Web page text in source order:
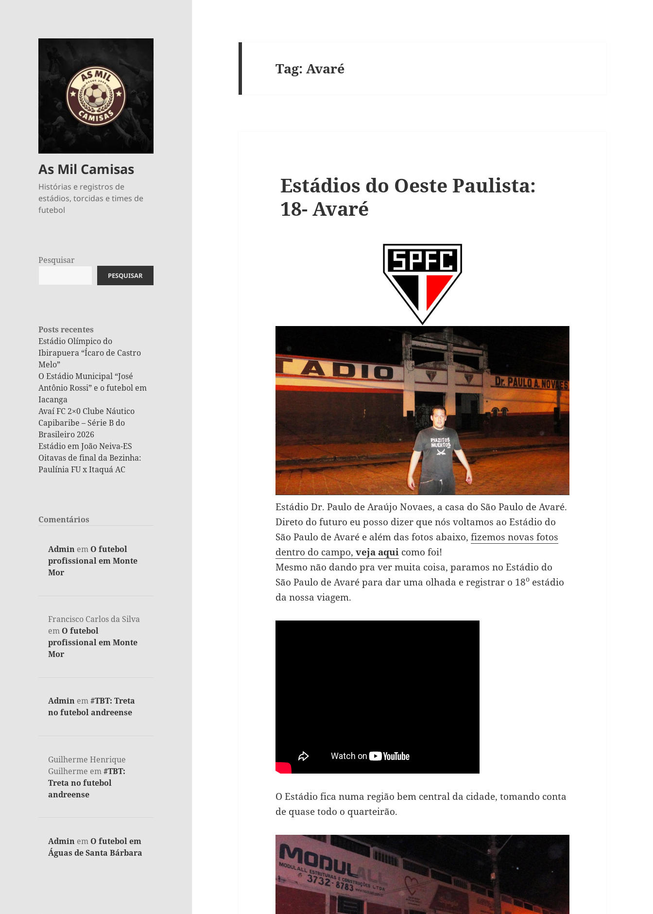
As Mil Camisas
Histórias e registros de
estádios, torcidas e times de
futebol
Pesquisar
PESQUISAR
Posts recentes
Estádio Olímpico do
Ibirapuera “Ícaro de Castro
Melo”
O Estádio Municipal “José
Antônio Rossi” e o futebol em
Iacanga
Avaí FC 2×0 Clube Náutico
Capibaribe – Série B do
Brasileiro 2026
Estádio em João Neiva-ES
Oitavas de final da Bezinha:
Paulínia FU x Itaquá AC
Comentários
Admin em O futebol
profissional em Monte
Mor
Francisco Carlos da Silva
em O futebol
profissional em Monte
Mor
Admin em#TBT: Treta
no futebol andreense
Guilherme Henrique
Guilherme em#TBT:
Treta no futebol
andreense
Admin em O futebol em
Águas de Santa Bárbara
Tag: Avaré
Estádios do Oeste Paulista:
18- Avaré
Estádio Dr. Paulo de Araújo Novaes, a casa do São Paulo de Avaré.
Direto do futuro eu posso dizer que nós voltamos ao Estádio do
São Paulo de Avaré e além das fotos abaixo, fizemos novas fotos
dentro do campo, veja aquicomo foi!
Mesmo não dando pra ver muita coisa, paramos no Estádio do
São Paulo de Avaré para dar uma olhada e registrar o 18oestádio
da nossa viagem.
O Estádio fica numa região bem central da cidade, tomando conta
de quase todo o quarteirão.